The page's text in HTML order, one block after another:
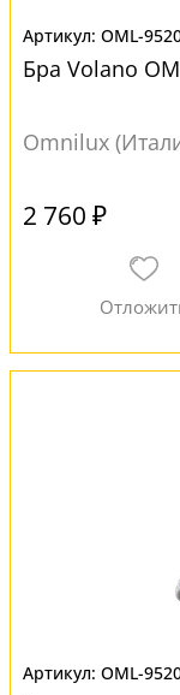
OML-
Бра Volano
Omnilux
2 760 ₽
OML-